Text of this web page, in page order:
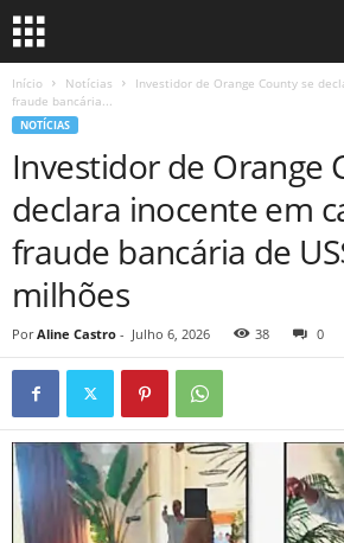
Início Notícias
Investidor de Orange County se
fraude bancária...
NOTÍCIAS
Investidor de Orange
declara inocente em
fraude bancária de
milhões
Por Aline Castro - Julho 6, 2026 38 0